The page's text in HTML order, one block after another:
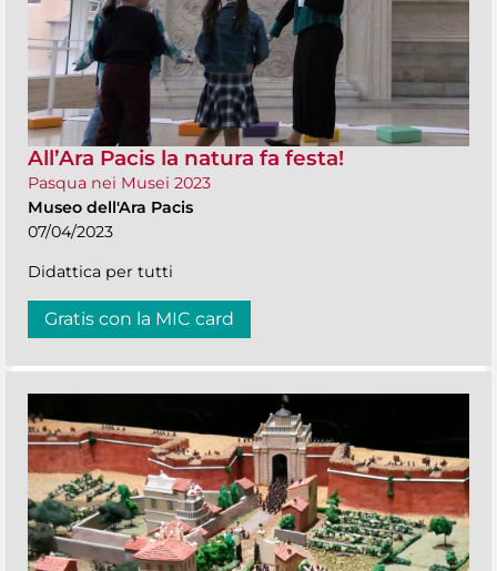
All’Ara Pacis la natura fa festa!
Pasqua nei Musei 2023
Museo dell'Ara Pacis
07/04/2023
Didattica per tutti
Gratis con la MIC card